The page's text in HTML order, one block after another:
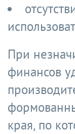
При
финансов
края, по